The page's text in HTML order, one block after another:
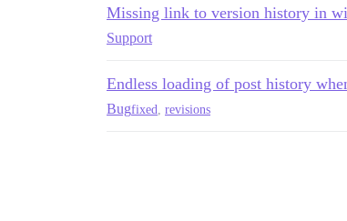
Missing link to version history in
Support
Endless loading of post history
Bugfixed revisions